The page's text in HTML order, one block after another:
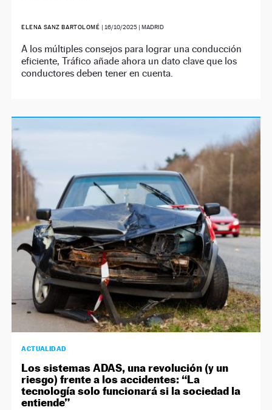
ELENA SANZ BARTOLOMÉ | 16/10/2025| MADRID
A los múltiples consejos para lograr una conducción
eficiente, Tráfico añade ahora un dato clave que los
conductores deben tener en cuenta.
ACTUALIDAD
Los sistemas ADAS, una revolución (y un
riesgo) frente a los accidentes: “La
tecnología solo funcionará si la sociedad la
entiende”